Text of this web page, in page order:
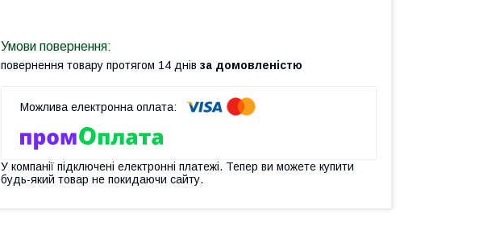
повернення товару протягом 14 днів за домовленістю
У компанії підключені електронні платежі. Тепер ви можете купити
будь-який товар не покидаючи сайту.